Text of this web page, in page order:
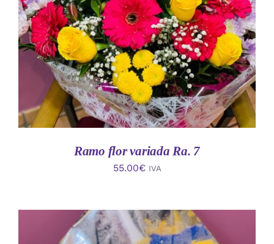
AÑADIR AL CARRITO
/
DETALLES
Ramo flor variada Ra. 7
55.00€ IVA